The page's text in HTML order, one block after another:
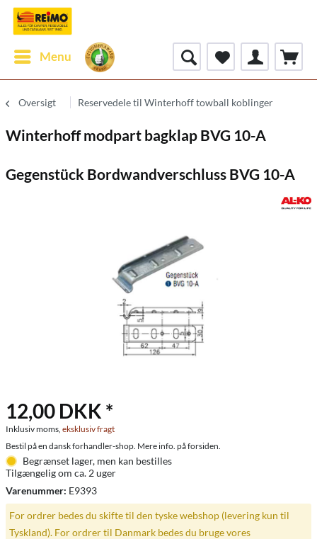
Menu
Oversigt Reservedele til Winterhoff towball koblinger
Winterhoff modpart bagklap BVG 10-A
Gegenstück Bordwandverschluss BVG 10-A
12,00 DKK *
Inklusiv moms, eksklusiv fragt
Bestil på en dansk forhandler-shop. Mere info. på forsiden.
Begrænset lager, men kan bestilles
Tilgængelig om ca. 2 uger
Varenummer: E9393
For ordrer bedes du skifte til den tyske webshop (levering kun til
Tyskland). For ordrer til Danmark bedes du bruge vores